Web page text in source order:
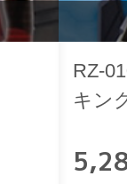
RZ-
キン